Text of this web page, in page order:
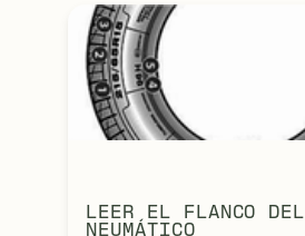
LEER EL FLANCO DEL
NEUMÁTICO